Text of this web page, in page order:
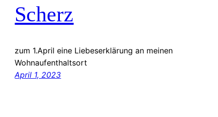
Scherz
zum 1.April eine Liebeserklärung an meinen
Wohnaufenthaltsort
April 1, 2023